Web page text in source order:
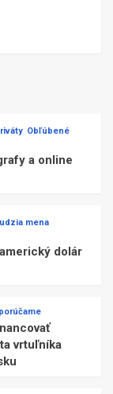
Obľúbené
a online
mena
dolár
vrtuľníka